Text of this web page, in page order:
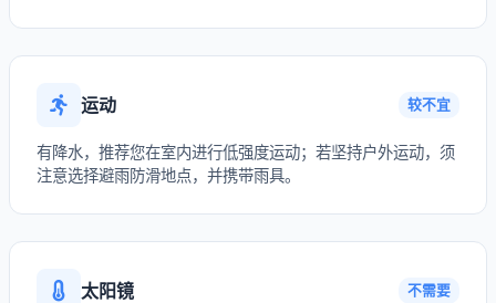
运动 较不宜
有降水，推荐您在室内进行低强度运动；若坚持户外运动，须
注意选择避雨防滑地点，并携带雨具。
太阳镜 不需要